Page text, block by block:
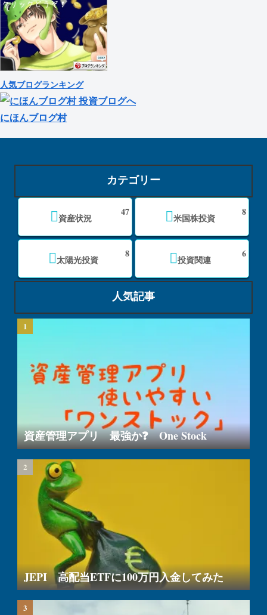
人気ブログランキング
にほんブログ村
カテゴリー
資産状況
47
米国株投資
8
太陽光投資
8
投資関連
6
人気記事
資産管理アプリ 最強か❓ One Stock
JEPI 高配当ETFに100万円入金してみた